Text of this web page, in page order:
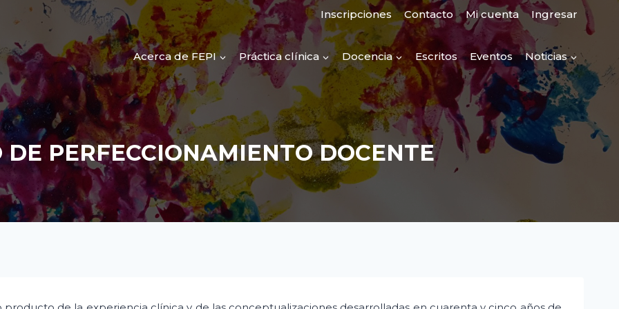
Inscripciones Contacto Mi cuenta Ingresar
Acerca de FEPI Práctica clínica Docencia Escritos Eventos Noticias
PERFECCIONAMIENTO DOCENTE